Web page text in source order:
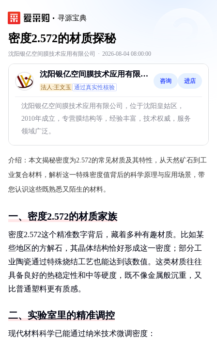
寻源宝典
密度2.572的材质探秘
沈阳银亿空间膜技术应用有限公司 · 2026-08-04 08:00:00
沈阳银亿空间膜技术应用有限公
司
法人:王文玉 通过真实性核验
咨询 进店
沈阳银亿空间膜技术应用有限公司，位于沈阳皇姑区，
2010年成立，专营膜结构等，经验丰富，技术权威，服务
领域广泛。
介绍： 本文揭秘密度为2.572的常见材质及其特性，从天然矿石到工
业复合材料，解析这一特殊密度值背后的科学原理与应用场景，带
您认识这些既熟悉又陌生的材料。
一、密度2.572的材质家族
密度2.572这个精准数字背后，藏着多种有趣材质。比如某
些地区的方解石，其晶体结构恰好形成这一密度；部分工
业陶瓷通过特殊烧结工艺也能达到该数值。这类材质往往
具备良好的热稳定性和中等硬度，既不像金属般沉重，又
比普通塑料更有质感。
二、实验室里的精准调控
现代材料科学已能通过纳米技术微调密度：